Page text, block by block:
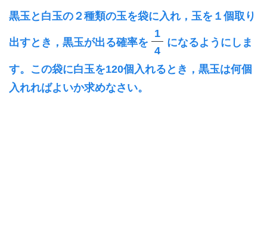
黒玉と白玉の２種類の玉を袋に入れ，玉を１個取り
出すとき，黒玉が出る確率を
1
4
になるようにしま
す。この袋に白玉を120個入れるとき，黒玉は何個
入れればよいか求めなさい。